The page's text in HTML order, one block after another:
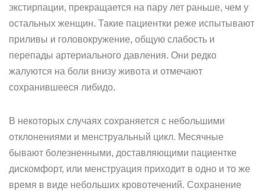
экстирпации, прекращается на пару лет раньше, чем у
остальных женщин. Такие пациентки реже испытывают
приливы и головокружение, общую слабость и
перепады артериального давления. Они редко
жалуются на боли внизу живота и отмечают
сохранившееся либидо.
В некоторых случаях сохраняется с небольшими
отклонениями и менструальный цикл. Месячные
бывают болезненными, доставляющими пациентке
дискомфорт, или менструация приходит в одно и то же
время в виде небольших кровотечений. Сохранение